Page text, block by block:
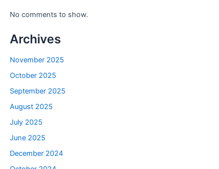
No comments to show.
Archives
November 2025
October 2025
September 2025
August 2025
July 2025
June 2025
December 2024